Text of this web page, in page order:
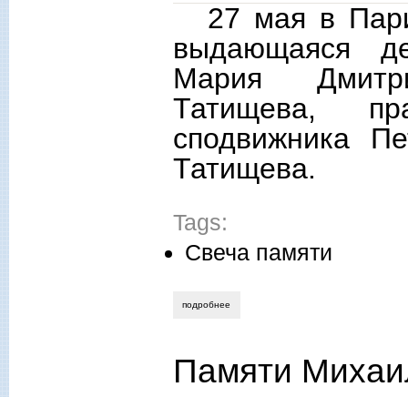
27 мая в
выдающаяся
Мария
Татищева,
сподвижника
Татищева.
Tags:
Свеча памяти
подробнее
Памяти